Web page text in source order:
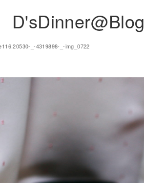
D'sDinner@Blog
_-4319898-_-img_0722